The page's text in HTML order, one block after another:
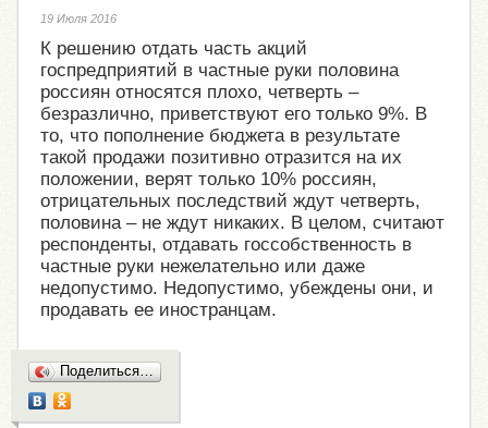
19 Июля 2016
К решению отдать часть акций
госпредприятий в частные руки половина
россиян относятся плохо, четверть –
безразлично, приветствуют его только 9%. В
то, что пополнение бюджета в результате
такой продажи позитивно отразится на их
положении, верят только 10% россиян,
отрицательных последствий ждут четверть,
половина – не ждут никаких. В целом, считают
респонденты, отдавать госсобственность в
частные руки нежелательно или даже
недопустимо. Недопустимо, убеждены они, и
продавать ее иностранцам.
Поделиться…